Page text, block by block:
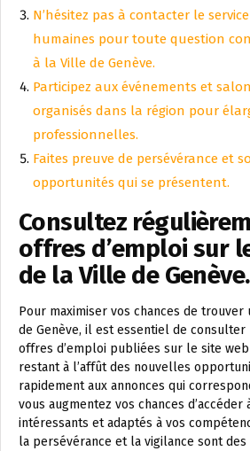
N’hésitez pas à contacter le
humaines pour toute question
à la Ville de Genève.
Participez aux événements et
organisés dans la région pour
professionnelles.
Faites preuve de persévérance et
opportunités qui se présentent.
Consultez
offres d’emploi sur
de la Ville de Genève.
Pour maximiser vos chances de
de Genève, il est essentiel de
offres d’emploi publiées sur le site
restant à l’affût des nouvelles
rapidement aux annonces qui
vous augmentez vos chances d’accéder
intéressants et adaptés à vos
la persévérance et la vigilance sont